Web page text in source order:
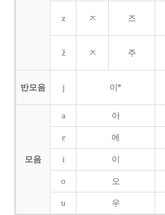
z ㅈ 즈
ž ㅈ 주
반모음 j 이*
모음
a 아
e 에
i 이
o 오
u 우